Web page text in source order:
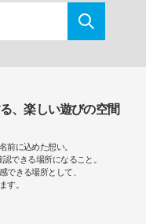
、楽しい遊びの空間
前に込めた想い。
できる場所になること。
できる場所として、
す。